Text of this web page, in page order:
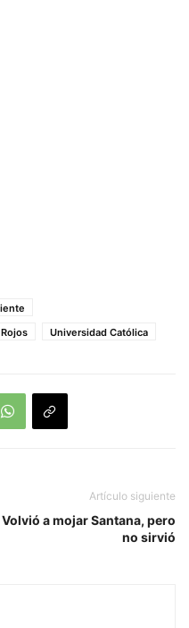
Universidad Católica
Artículo siguiente
Volvió a mojar Santana, pero
no sirvió